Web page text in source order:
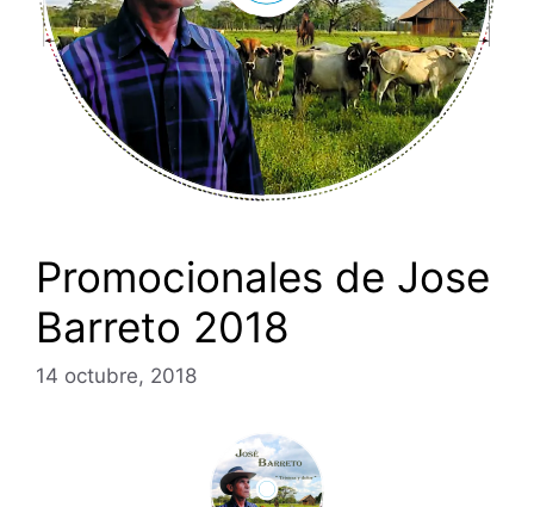
Promocionales de Jose
Barreto 2018
14 octubre, 2018